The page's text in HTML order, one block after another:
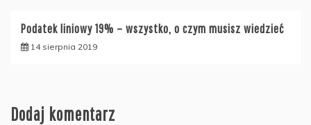
Podatek liniowy 19% – wszystko, o czym musisz wiedzieć
14 sierpnia 2019
Dodaj komentarz